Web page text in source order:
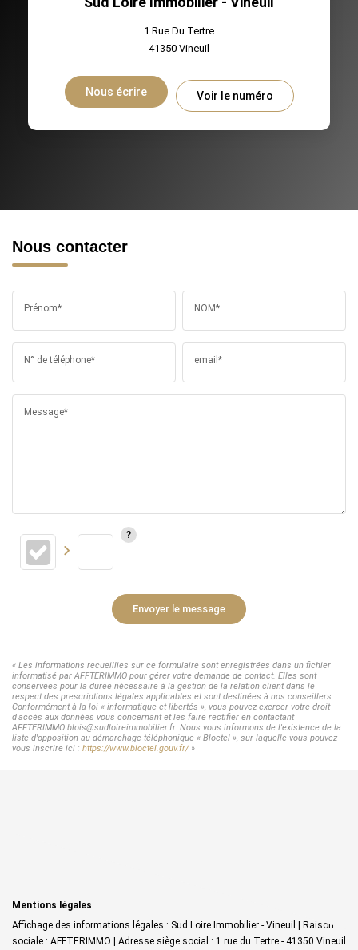
1 Rue Du Tertre
41350 Vineuil
Nous écrire Voir le numéro
Nous contacter
Prénom* NOM*
N° de téléphone* email*
Message*
Envoyer le message
« Les informations recueillies sur ce formulaire sont enregistrées dans un fichier
informatisé par AFFTERIMMO pour gérer votre demande de contact. Elles sont
conservées pour la durée nécessaire à la gestion de la relation client dans le
respect des prescriptions légales applicables et sont destinées à nos conseillers
Conformément à la loi « informatique et libertés », vous pouvez exercer votre droit
d'accès aux données vous concernant et les faire rectifier en contactant
AFFTERIMMO blois@sudloireimmobilier.fr. Nous vous informons de l'existence de la
liste d'opposition au démarchage téléphonique « Bloctel », sur laquelle vous pouvez
vous inscrire ici : https://www.bloctel.gouv.fr/»
Mentions légales
Affichage des informations légales : Sud Loire Immobilier - Vineuil | Raison
sociale : AFFTERIMMO | Adresse siège social : 1 rue du Tertre - 41350 Vineuil